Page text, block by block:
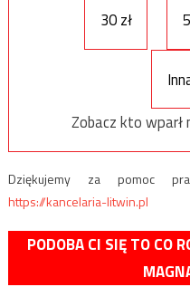
30 zł
Zobacz kto wparł
Dziękujemy za pomoc
https://kancelaria-litwin.pl
PODOBA CI SIĘ TO CO